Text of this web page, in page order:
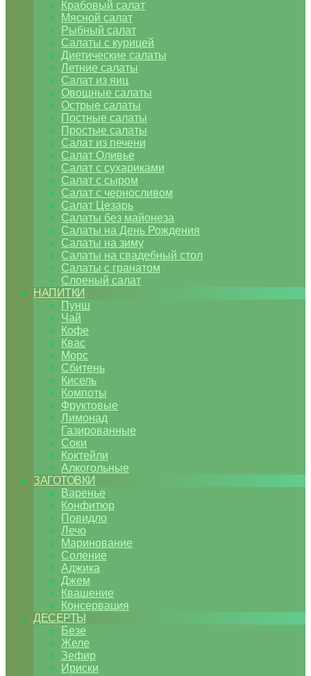
Крабовый салат
Мясной салат
Рыбный салат
Салаты с курицей
Диетические салаты
Летние салаты
Салат из яиц
Овощные салаты
Острые салаты
Постные салаты
Простые салаты
Салат из печени
Салат Оливье
Салат с сухариками
Салат с сыром
Салат с черносливом
Салат Цезарь
Салаты без майонеза
Салаты на День Рождения
Салаты на зиму
Салаты на свадебный стол
Салаты с гранатом
Слоеный салат
НАПИТКИ
Пунш
Чай
Кофе
Квас
Морс
Сбитень
Кисель
Компоты
Фруктовые
Лимонад
Газированные
Соки
Коктейли
Алкогольные
ЗАГОТОВКИ
Варенье
Конфитюр
Повидло
Лечо
Маринование
Соление
Аджика
Джем
Квашение
Консервация
ДЕСЕРТЫ
Безе
Желе
Зефир
Ириски